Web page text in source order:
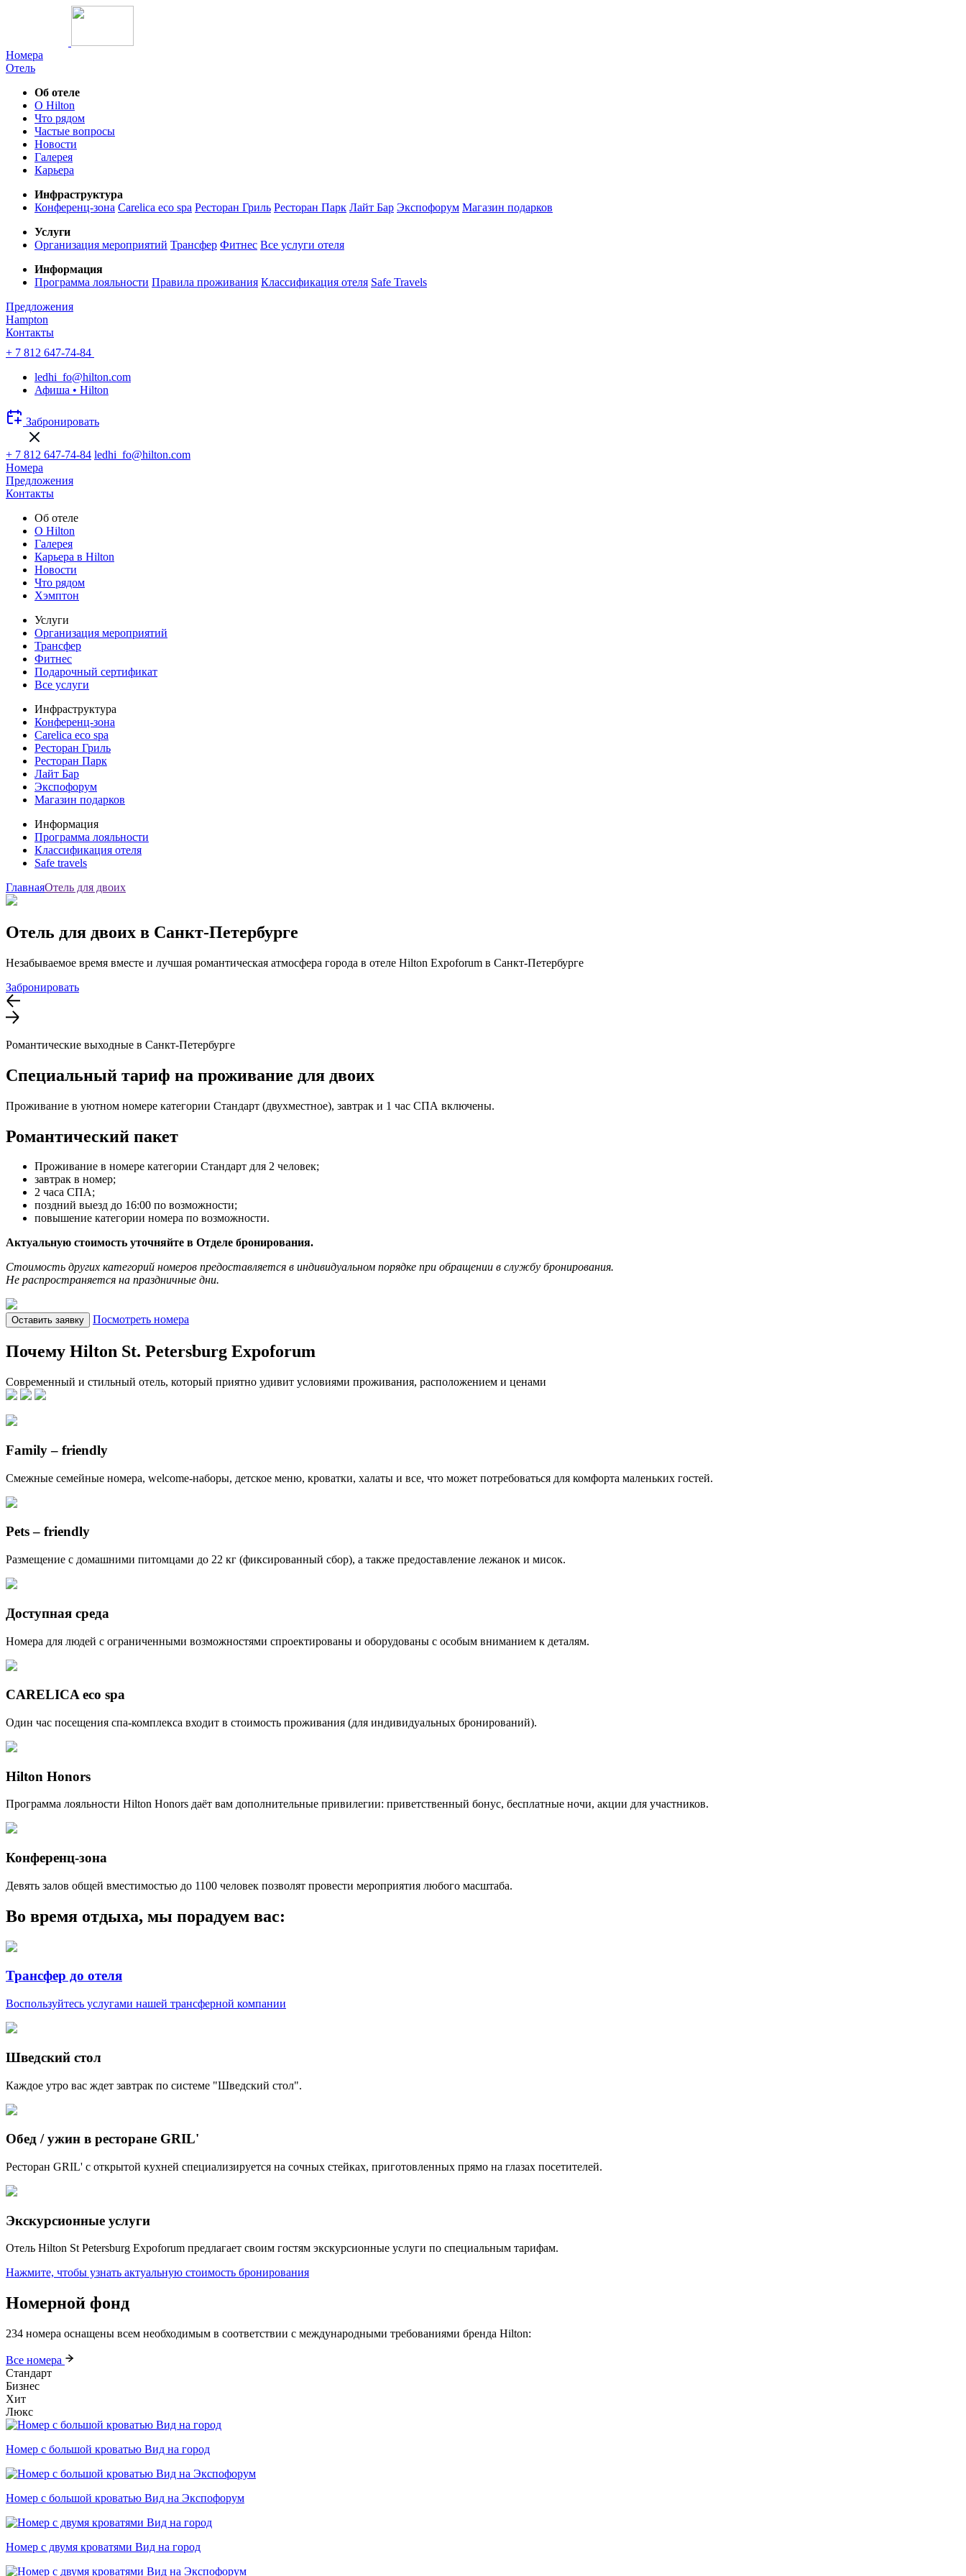
Номера
Отель
Об отеле
О Hilton
Что рядом
Частые вопросы
Новости
Галерея
Карьера
Инфраструктура
Конференц-зона Carelica eco spa Ресторан Гриль Ресторан Парк Лайт Бар Экспофорум Магазин подарков
Услуги
Организация мероприятий Трансфер Фитнес Все услуги отеля
Информация
Программа лояльности Правила проживания Классификация отеля Safe Travels
Предложения
Hampton
Контакты
+ 7 812 647-74-84
ledhi_fo@hilton.com
Афиша • Hilton
Забронировать
+ 7 812 647-74-84 ledhi_fo@hilton.com
Номера
Предложения
Контакты
Об отеле
О Hilton
Галерея
Карьера в Hilton
Новости
Что рядом
Хэмптон
Услуги
Организация мероприятий
Трансфер
Фитнес
Подарочный сертификат
Все услуги
Инфраструктура
Конференц-зона
Carelica eco spa
Ресторан Гриль
Ресторан Парк
Лайт Бар
Экспофорум
Магазин подарков
Информация
Программа лояльности
Классификация отеля
Safe travels
ГлавнаяОтель для двоих
Отель для двоих в Санкт-Петербурге
Незабываемое время вместе и лучшая романтическая атмосфера города в отеле Hilton Expoforum в Санкт-Петербурге
Забронировать
Романтические выходные в Санкт-Петербурге
Специальный тариф на проживание для двоих
Проживание в уютном номере категории Стандарт (двухместное), завтрак и 1 час СПА включены.
Романтический пакет
Проживание в номере категории Стандарт для 2 человек;
завтрак в номер;
2 часа СПА;
поздний выезд до 16:00 по возможности;
повышение категории номера по возможности.
Актуальную стоимость уточняйте в Отделе бронирования.
Стоимость других категорий номеров предоставляется в индивидуальном порядке при обращении в службу бронирования.
Не распространяется на праздничные дни.
Оставить заявку Посмотреть номера
Почему Hilton St. Petersburg Expoforum
Современный и стильный отель, который приятно удивит условиями проживания, расположением и ценами
Family – friendly
Смежные семейные номера, welcome-наборы, детское меню, кроватки, халаты и все, что может потребоваться для комфорта маленьких гостей.
Pets – friendly
Размещение с домашними питомцами до 22 кг (фиксированный сбор), а также предоставление лежанок и мисок.
Доступная среда
Номера для людей с ограниченными возможностями спроектированы и оборудованы с особым вниманием к деталям.
CARELICA eco spa
Один час посещения спа-комплекса входит в стоимость проживания (для индивидуальных бронирований).
Hilton Honors
Программа лояльности Hilton Honors даёт вам дополнительные привилегии: приветственный бонус, бесплатные ночи, акции для участников.
Конференц-зона
Девять залов общей вместимостью до 1100 человек позволят провести мероприятия любого масштаба.
Во время отдыха, мы порадуем ваc:
Трансфер до отеля
Воспользуйтесь услугами нашей трансферной компании
Шведский стол
Каждое утро вас ждет завтрак по системе "Шведский стол".
Обед / ужин в ресторане GRIL'
Ресторан GRIL' с открытой кухней специализируется на сочных стейках, приготовленных прямо на глазах посетителей.
Экскурсионные услуги
Отель Hilton St Petersburg Expoforum предлагает своим гостям экскурсионные услуги по специальным тарифам.
Нажмите, чтобы узнать актуальную стоимость бронирования
Номерной фонд
234 номера оснащены всем необходимым в соответствии с международными требованиями бренда Hilton:
Все номера
Стандарт
Бизнес
Хит
Люкс
Номер с большой кроватью Вид на город
Номер с большой кроватью Вид на Экспофорум
Номер с двумя кроватями Вид на город